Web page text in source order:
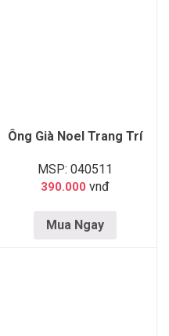
Ông Già Noel Trang Trí
MSP: 040511
390.000 vnđ
Mua Ngay